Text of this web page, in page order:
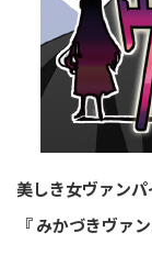
美しき女ヴァンパ
『みかづきヴァ